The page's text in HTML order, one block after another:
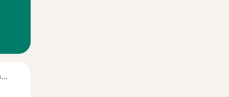
Segunda-feira